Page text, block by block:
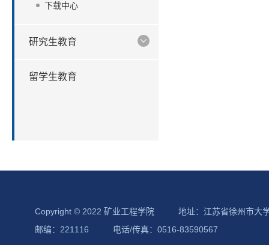
下载中心
研究生教育
留学生教育
Copyright © 2022 矿业工程学院
地址：江苏省徐州市大
邮编：221116
电话/传真：0516-83590567